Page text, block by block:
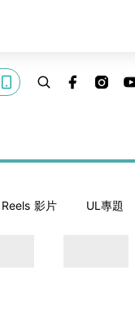
Reels 影片 UL專題